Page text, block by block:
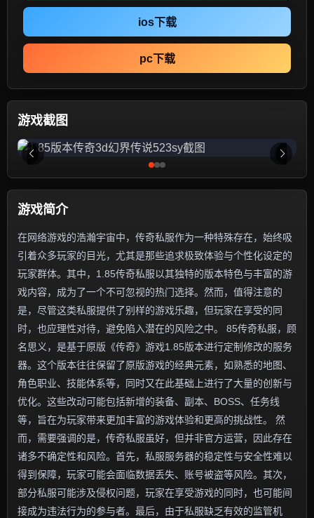
ios下载
pc下载
游戏截图
游戏简介
在网络游戏的浩瀚宇宙中，传奇私服作为一种特殊存在，始终吸
引着众多玩家的目光，尤其是那些追求极致体验与个性化设定的
玩家群体。其中，1.85传奇私服以其独特的版本特色与丰富的游
戏内容，成为了一个不可忽视的热门选择。然而，值得注意的
是，尽管这类私服提供了别样的游戏乐趣，但玩家在享受的同
时，也应理性对待，避免陷入潜在的风险之中。 85传奇私服，顾
名思义，是基于原版《传奇》游戏1.85版本进行定制修改的服务
器。这个版本往往保留了原版游戏的经典元素，如熟悉的地图、
角色职业、技能体系等，同时又在此基础上进行了大量的创新与
优化。这些改动可能包括新增的装备、副本、BOSS、任务线
等，旨在为玩家带来更加丰富的游戏体验和更高的挑战性。 然
而，需要强调的是，传奇私服虽好，但并非官方运营，因此存在
诸多不确定性和风险。首先，私服服务器的稳定性与安全性难以
得到保障，玩家可能会面临数据丢失、账号被盗等风险。其次，
部分私服可能涉及侵权问题，玩家在享受游戏的同时，也可能间
接成为违法行为的参与者。最后，由于私服缺乏有效的监管机